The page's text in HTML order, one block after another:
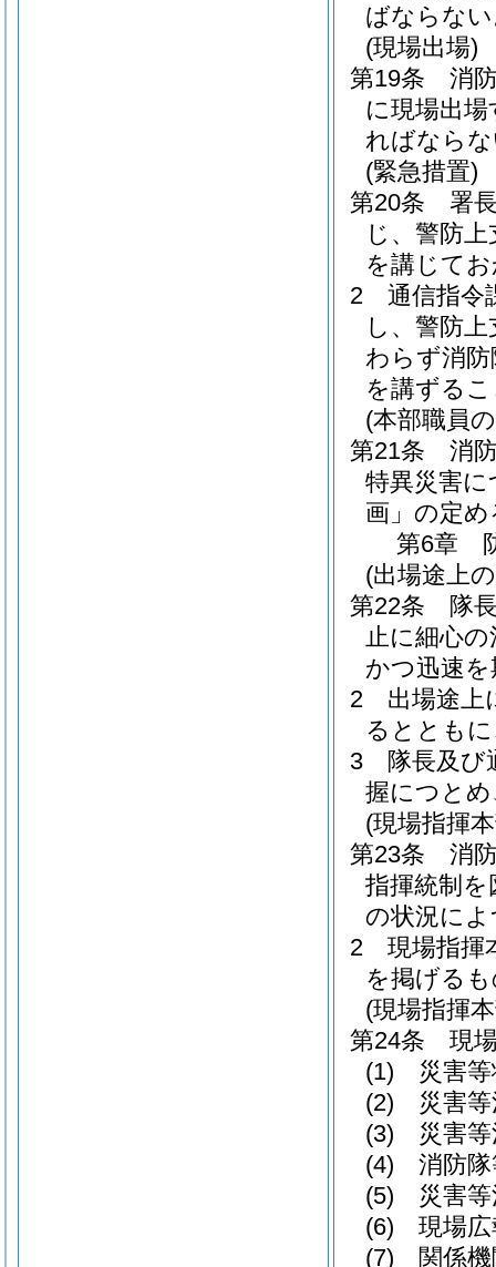
ばならな
(現場出場)
第19条
消
に現場出
ればなら
(緊急措置)
第20条
署
じ、警防
を講じて
2
通信指令
し、警防
わらず消
を講ずる
(本部職員
第21条
消
特異災害
画」の定
第6章
(出場途上
第22条
隊
止に細心
かつ迅速
2
出場途上
るととも
3
隊長及び
握につと
(現場指揮
第23条
消
指揮統制
の状況に
2
現場指揮
を掲げる
(現場指揮
第24条
現
(1)
災害
(2)
災害
(3)
災害
(4)
消防
(5)
災害
(6)
現場
(7)
関係